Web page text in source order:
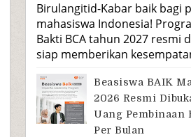
Birulangitid-Kabar baik bagi
mahasiswa Indonesia!
Bakti BCA tahun 2027 resmi
siap memberikan
Beasiswa BAIK
2026 Resmi
Uang Pembinaan
Per Bulan